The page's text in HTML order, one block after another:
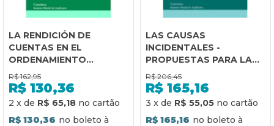
LA RENDICIÓN DE
CUENTAS EN EL
ORDENAMIENTO
CANÓNICO -
TRANSPARENCIA Y
MISIÓN
R$ 162,95
R$ 130,36
2 x de R$ 65,18
R$ 130,36
LAS CAUSAS
INCIDENTALES -
PROPUESTAS PARA LA
CELERIDAD DEL
PROCESO INCIDENTAL
R$ 206,45
R$ 165,16
3 x de R$ 55,05
R$ 165,16